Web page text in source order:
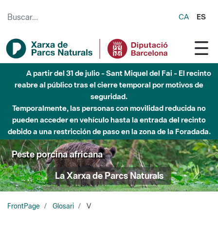
CA ES
A partir del 31 de julio - Sant Miquel del Fai - El recinto
reabre al público tras el cierre temporal por motivos de
seguridad.
Temporalmente, las personas con movilidad reducida no
pueden acceder en vehículo hasta la entrada del recinto
debido a una restricción de paso en la zona de la Foradada.
Peste porcina africana
La Xarxa de Parcs Naturals
FrontPage Glosari V